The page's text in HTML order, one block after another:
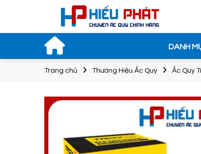
DANH
Trang chủ Thương Hiệu Ắc Quy Ắc Quy